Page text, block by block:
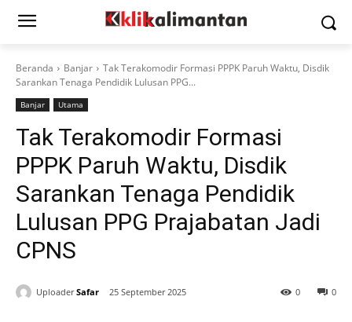
Beranda Banjar
Tak Terakomodir Formasi PPPK Paruh Waktu, Disdik
Sarankan Tenaga Pendidik Lulusan PPG...
Banjar Utama
Tak Terakomodir Formasi
PPPK Paruh Waktu, Disdik
Sarankan Tenaga Pendidik
Lulusan PPG Prajabatan Jadi
CPNS
Uploader Safar 25 September 2025 0
0